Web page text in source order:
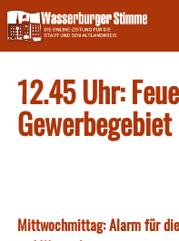
Skip
to
content
12.45 Uhr:
Gewerbegebiet
Mittwochmittag: Alarm für